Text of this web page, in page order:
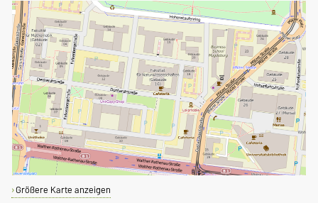
Größere Karte anzeigen